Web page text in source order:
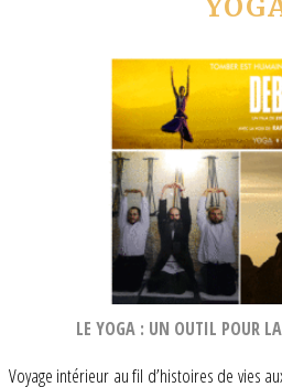
LE YOGA : UN OUTIL POUR
Voyage intérieur au fil d’histoires de vies